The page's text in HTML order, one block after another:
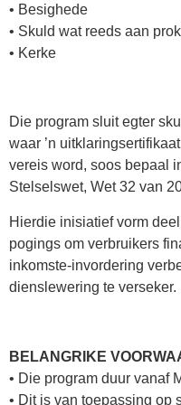
• Besighede
• Skuld wat reeds aan
• Kerke
Die program sluit egter
waar ’n
vereis word, soos bepaal
Stelselswet, Wet 32 van
Hierdie inisiatief vorm
pogings om verbruikers
inkomste-invordering
dienslewering te verseker.
BELANGRIKE
• Die program duur vanaf
• Dit is van toepassing op